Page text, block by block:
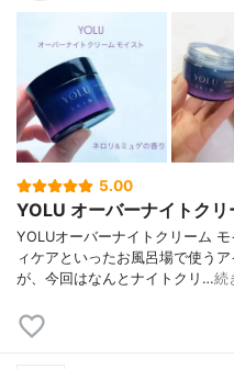
5.00
YOLU オーバーナイトクリ
YOLUオーバーナイトクリーム
ィケアといったお風呂場で使う
が、今回はなんとナイトクリ…続